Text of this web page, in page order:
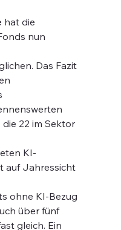
hat die
nun
Das Fazit
22 im Sektor
KI-
auf Jahressicht
ohne KI-Bezug
über fünf
gleich. Ein